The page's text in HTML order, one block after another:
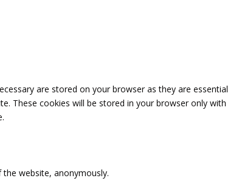
are stored on your browser as they are essential
These cookies will be stored in your browser only with
website, anonymously.